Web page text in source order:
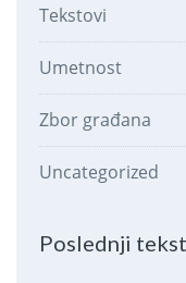
Tekstovi
Umetnost
Zbor građana
Uncategorized
Poslednji